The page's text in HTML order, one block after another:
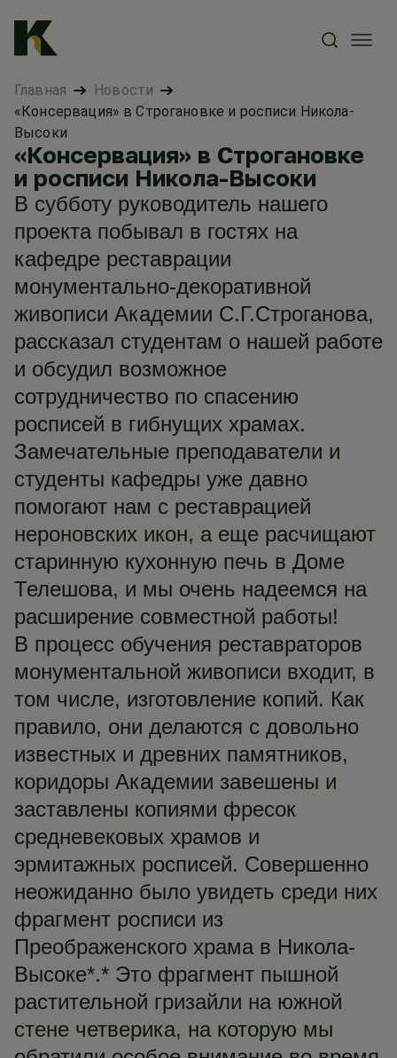
Главная
Новости
«Консервация» в Строгановке и росписи Никола-
Высоки
«Консервация» в Строгановке
и росписи Никола-Высоки
В субботу руководитель нашего
проекта побывал в гостях на
кафедре реставрации
монументально-декоративной
живописи Академии С.Г.Строганова,
рассказал студентам о нашей работе
и обсудил возможное
сотрудничество по спасению
росписей в гибнущих храмах.
Замечательные преподаватели и
студенты кафедры уже давно
помогают нам с реставрацией
нероновских икон, а еще расчищают
старинную кухонную печь в Доме
Телешова, и мы очень надеемся на
расширение совместной работы!
В процесс обучения реставраторов
монументальной живописи входит, в
том числе, изготовление копий. Как
правило, они делаются с довольно
известных и древних памятников,
коридоры Академии завешены и
заставлены копиями фресок
средневековых храмов и
эрмитажных росписей. Совершенно
неожиданно было увидеть среди них
фрагмент росписи из
Преображенского храма в Никола-
Высоке*.* Это фрагмент пышной
растительной гризайли на южной
стене четверика, на которую мы